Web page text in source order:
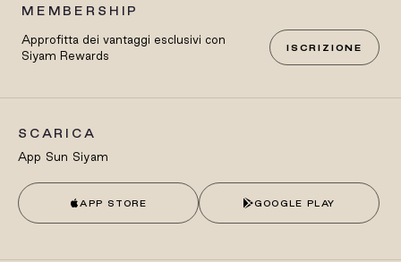
MEMBERSHIP
Approfitta dei vantaggi esclusivi con
Siyam Rewards
ISCRIZIONE
SCARICA
App Sun Siyam
APP STORE GOOGLE PLAY